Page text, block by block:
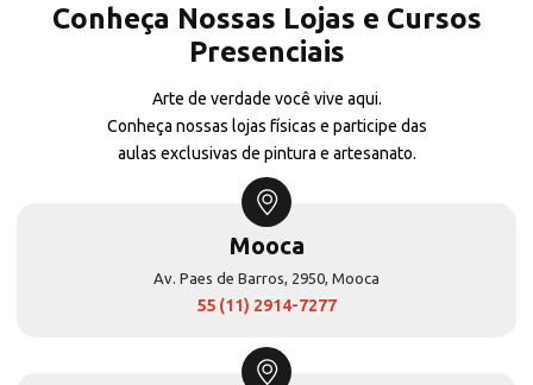
Conheça Nossas Lojas e Cursos
Presenciais
Arte de verdade você vive aqui.
Conheça nossas lojas físicas e participe das
aulas exclusivas de pintura e artesanato.
Mooca
Av. Paes de Barros, 2950, Mooca
55 (11) 2914-7277